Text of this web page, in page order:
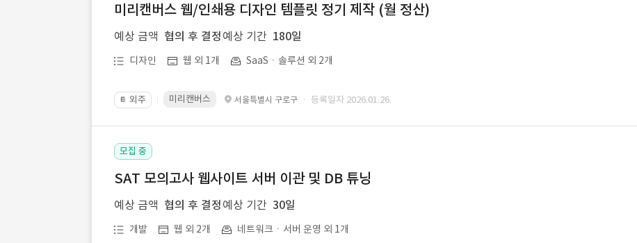
미리캔버스 웹/인쇄용 디자인 템플릿 정기 제작 (월 정산)
예상 금액 협의 후 결정 예상 기간 180일
디자인 웹 외 1개 SaaSㆍ솔루션 외 2개
📔 외주 미리캔버스 서울특별시 구로구 · 등록일자 2026.01.26.
모집 중
SAT 모의고사 웹사이트 서버 이관 및 DB 튜닝
예상 금액 협의 후 결정 예상 기간 30일
개발 웹 외 2개 네트워크ㆍ서버 운영 외 1개